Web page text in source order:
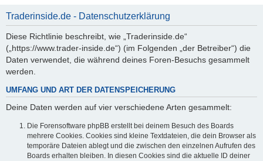
Traderinside.de - Datenschutzerklärung
Diese Richtlinie beschreibt, wie „Traderinside.de“
(„https://www.trader-inside.de“) (im Folgenden „der Betreiber“) die
Daten verwendet, die während deines Foren-Besuchs gesammelt
werden.
UMFANG UND ART DER DATENSPEICHERUNG
Deine Daten werden auf vier verschiedene Arten gesammelt:
Die Forensoftware phpBB erstellt bei deinem Besuch des Boards
mehrere Cookies. Cookies sind kleine Textdateien, die dein Browser als
temporäre Dateien ablegt und die zwischen den einzelnen Aufrufen des
Boards erhalten bleiben. In diesen Cookies sind die aktuelle ID deiner